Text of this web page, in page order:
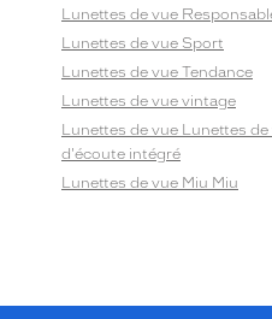
Lunettes de vue
Lunettes de vue Sport
Lunettes de vue Tendance
Lunettes de vue vintage
Lunettes de vue Lunettes
d'écoute intégré
Lunettes de vue Miu Miu